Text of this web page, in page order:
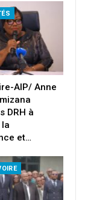
AIP/ Anne
DRH à
et…